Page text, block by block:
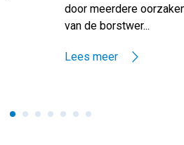
door meerdere
van de borstwer...
Lees meer